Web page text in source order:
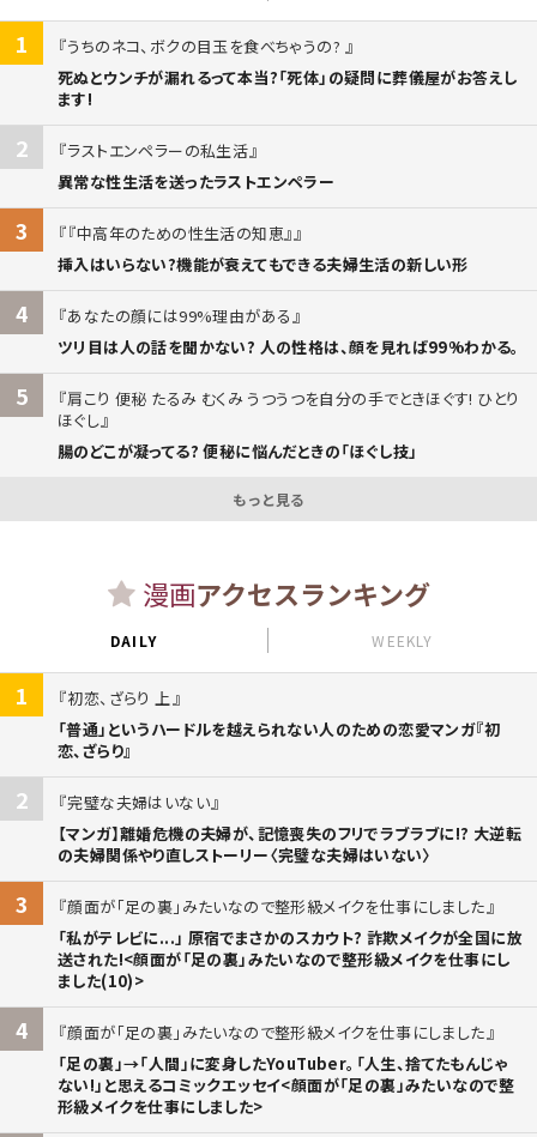
1
うちのネコ、ボクの目玉を食べちゃうの?
死ぬとウンチが漏れるって本当?「死体」の疑問に葬儀屋がお答えし
ます!
2
ラストエンペラーの私生活
異常な性生活を送ったラストエンペラー
3
『中高年のための性生活の知恵』
挿入はいらない?機能が衰えてもできる夫婦生活の新しい形
4
あなたの顔には99%理由がある
ツリ目は人の話を聞かない? 人の性格は、顔を見れば99%わかる。
5
肩こり 便秘 たるみ むくみ うつうつを自分の手でときほぐす! ひとり
ほぐし
腸のどこが凝ってる? 便秘に悩んだときの「ほぐし技」
もっと見る
漫画アクセスランキング
DAILY WEEKLY
1
初恋、ざらり 上
「普通」というハードルを越えられない人のための恋愛マンガ『初
恋、ざらり』
2
完璧な夫婦はいない
【マンガ】離婚危機の夫婦が、記憶喪失のフリでラブラブに!? 大逆転
の夫婦関係やり直しストーリー〈完璧な夫婦はいない〉
3
顔面が「足の裏」みたいなので整形級メイクを仕事にしました
「私がテレビに...」 原宿でまさかのスカウト? 詐欺メイクが全国に放
送された!<顔面が「足の裏」みたいなので整形級メイクを仕事にし
ました(10)>
4
顔面が「足の裏」みたいなので整形級メイクを仕事にしました
「足の裏」→「人間」に変身したYouTuber。「人生、捨てたもんじゃ
ない!」と思えるコミックエッセイ<顔面が「足の裏」みたいなので整
形級メイクを仕事にしました>